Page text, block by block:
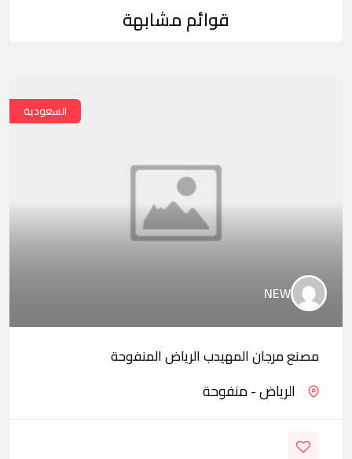
قوائم مشابهة
السعودية
NEW
مصنع مرجان المهيدب الرياض المنفوحة
الرياض - منفوحة